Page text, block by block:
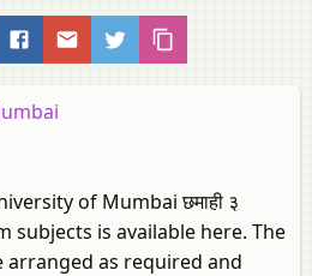
of Mumbai छमाही ३
subjects is available here. The
arranged as required and